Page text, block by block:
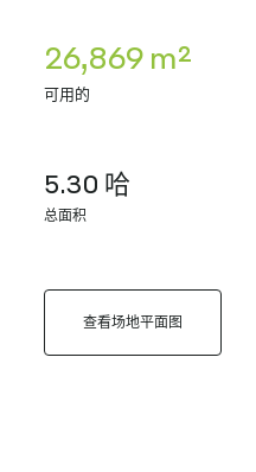
26,869 m²
可用的
5.30 哈
总面积
查看场地平面图